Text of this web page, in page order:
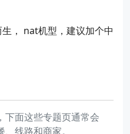
， nat机型，建议加个中
下面这些专题页通常会
线路和商家。